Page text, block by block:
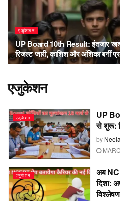
एजुकेशन
UP Board 10th Result: इंतजार
रिजल्ट जारी, काशिश और अंशिका बनीं
एजुकेशन
एजुकेशन
UP
से शुरू:
by
एजुकेशन
अब
दिशा:
विश्लेषण